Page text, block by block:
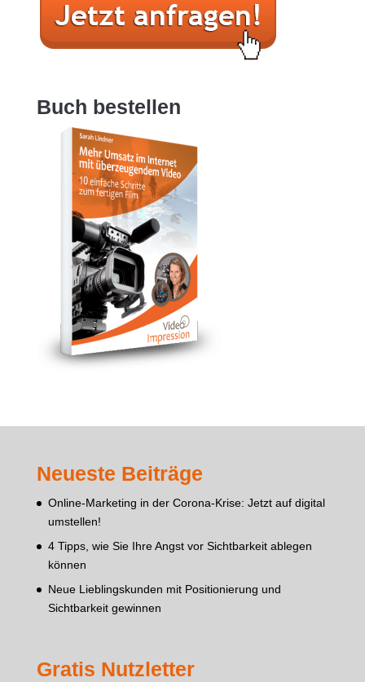
Buch bestellen
Neueste Beiträge
Online-Marketing in der Corona-Krise: Jetzt auf digital
umstellen!
4 Tipps, wie Sie Ihre Angst vor Sichtbarkeit ablegen
können
Neue Lieblingskunden mit Positionierung und
Sichtbarkeit gewinnen
Gratis Nutzletter